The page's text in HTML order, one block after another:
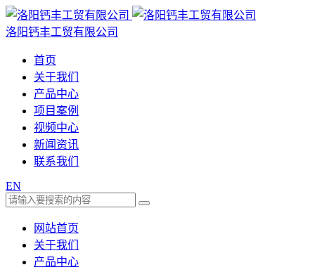
洛阳钙丰工贸有限公司
首页
关于我们
产品中心
项目案例
视频中心
新闻资讯
联系我们
EN
网站首页
关于我们
产品中心